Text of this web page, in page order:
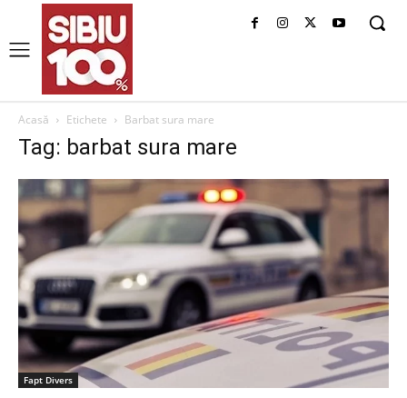
Acasă Etichete Barbat sura mare
Tag: barbat sura mare
Fapt Divers